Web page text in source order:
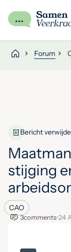
Forum
Bericht
stijging
CAO
3comments•24